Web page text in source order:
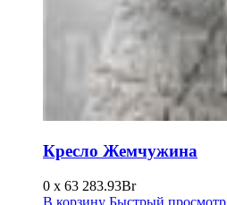
Кресло Жемчужина
0 x 63 283.93Br
В корзину Быстрый просмотр